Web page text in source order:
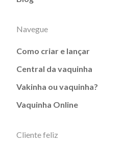
Navegue
Como criar e lançar
Central da vaquinha
Vakinha ou vaquinha?
Vaquinha Online
Cliente feliz